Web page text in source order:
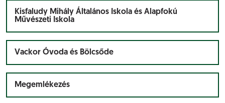
Kisfaludy Mihály Általános Iskola és Alapfokú
Művészeti Iskola
Vackor Óvoda és Bölcsőde
Megemlékezés